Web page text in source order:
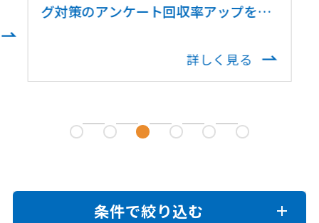
グ対策のアンケート回収率アップを実
詳しく見る
条件で絞り込む